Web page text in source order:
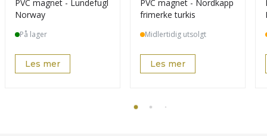
PVC magnet - Lundefugl
Norway
På lager
Les mer
PVC magnet - Nordkapp
frimerke turkis
Midlertidig utsolgt
Les mer